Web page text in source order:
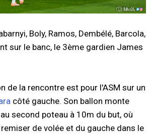
Boly, Ramos, Dembélé, Barcola,
sur le banc, le 3ème gardien James
de la rencontre est pour l'ASM sur un
côté gauche. Son ballon monte
second poteau à 10m du but, où
de volée et du gauche dans le